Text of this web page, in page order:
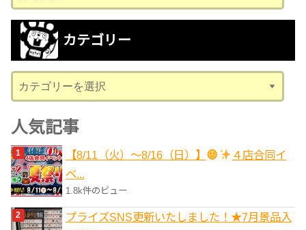
ー
カ
ブ
カテゴリー
テ
ゴ
リ
ー
人気記事
【8/11（火）～8/16（日）】
４店合同イ
ベ...
1.8k件のビュー
プライズSNS更新いたしました！★7月景品入